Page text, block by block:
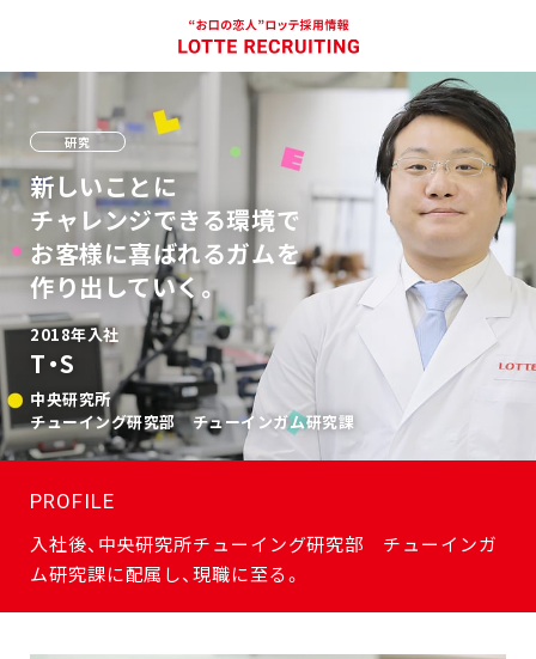
研究
新しいことに
チャレンジできる環境で
お客様に喜ばれるガムを
作り出していく。
2018年入社
T・S
中央研究所
チューイング研究部 チューインガム研究課
PROFILE
入社後、中央研究所チューイング研究部 チューインガ
ム研究課に配属し、現職に至る。